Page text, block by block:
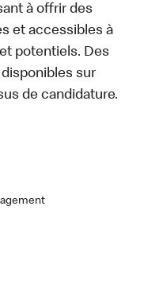
à offrir des
et accessibles à
potentiels. Des
sur
de candidature.